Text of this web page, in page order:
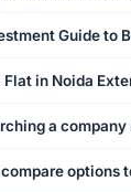
Guide to
Flat in Noida
a
options